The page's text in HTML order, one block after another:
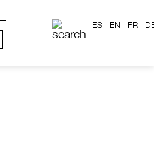
ES EN FR